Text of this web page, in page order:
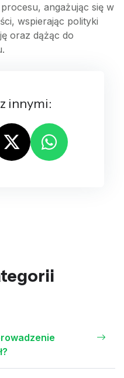
angażując się w
wspierając polityki
oraz dążąc do
innymi: